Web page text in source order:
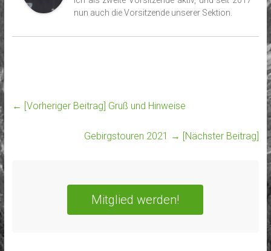
nun auch die Vorsitzende unserer Sektion.
← [Vorheriger Beitrag] Gruß und Hinweise
Gebirgstouren 2021 → [Nächster Beitrag]
Mitglied werden!